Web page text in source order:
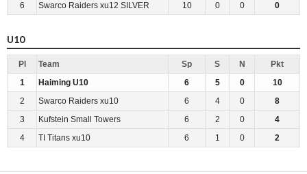
6
Swarco Raiders xu12 SILVER 10 0 0 0
U10
Pl Team Sp S N
Pkt
1
Haiming U10 6 5 0
10
2
Swarco Raiders xu10 6 4 0
8
3
Kufstein Small Towers 6 2 0
4
4
TI Titans xu10 6 1 0 2